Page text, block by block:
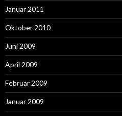
Januar 2011
Oktober 2010
Juni 2009
April 2009
Februar 2009
Januar 2009